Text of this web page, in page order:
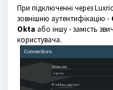
При підключенні через
зовнішню аутентифікацію -
Okta або іншу - замість
користувача.